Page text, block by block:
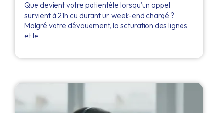
Que devient votre patientèle lorsqu’un appel
survient à 21h ou durant un week-end chargé ?
Malgré votre dévouement, la saturation des lignes
et le…